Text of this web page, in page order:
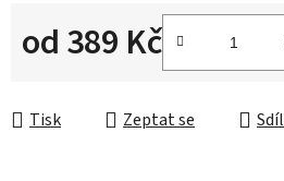
od389 Kč
Tisk Zeptat se